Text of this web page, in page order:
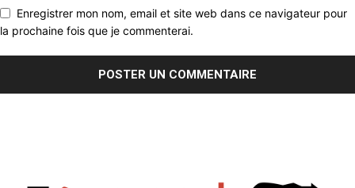
Enregistrer mon nom, email et site web dans ce navigateur pour
la prochaine fois que je commenterai.